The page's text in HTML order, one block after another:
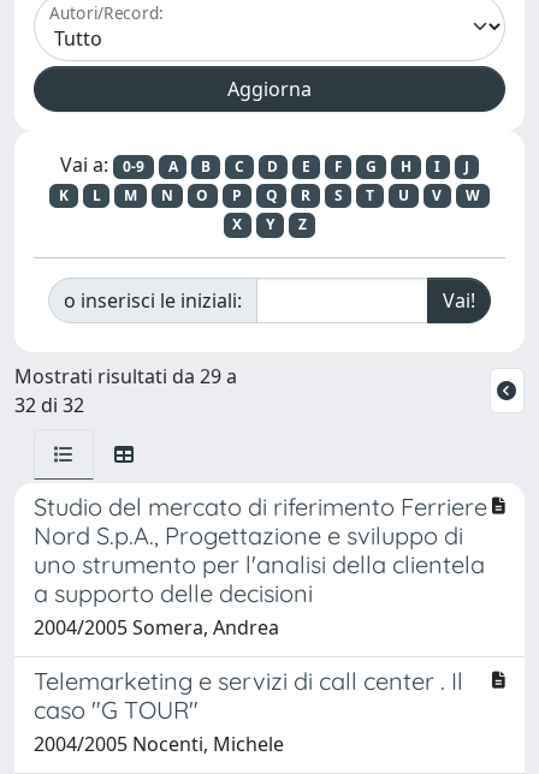
Autori/Record:
Vai a: 0-9 A B C D E F G H I
J
K
L M N O P Q R S T U V
W
X
Y Z
o inserisci le iniziali:
Mostrati risultati da 29 a
32 di 32
Studio del mercato di riferimento Ferriere
Nord S.p.A., Progettazione e sviluppo di
uno strumento per l'analisi della clientela
a supporto delle decisioni
2004/2005 Somera, Andrea
Telemarketing e servizi di call center . Il
caso "G TOUR"
2004/2005 Nocenti, Michele